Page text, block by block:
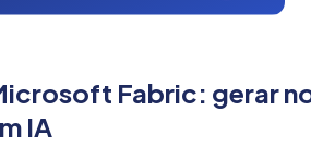
Fabric: gerar
IA